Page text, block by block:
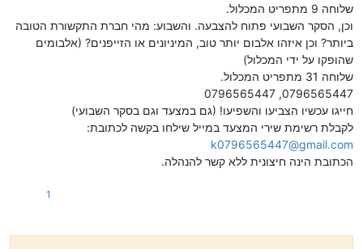
שלוחה 9 מתפריט המכלול.
וכן, הסקר השבועי פתוח להצבעה. והשבוע: מהי חברת התקשורת הטובה
ביותר? וכן איזהו אלבום יותר טוב, המיניונים או הזייפנים? (אלבומים
שהופקו על ידי המכלול)
שלוחה 31 מתפריט המכלול.
0796565447, 0796565447
חייגו עכשיו הצביעו והשפיעו! (גם במצעד וגם בסקר השבועי)
לקבלת רשימת שירי המצעד במייל שילחו בקשה לכתובת:
k0796565447@gmail.com
הכתובת הינה חיצונית ללא קשר להנהלה.
1